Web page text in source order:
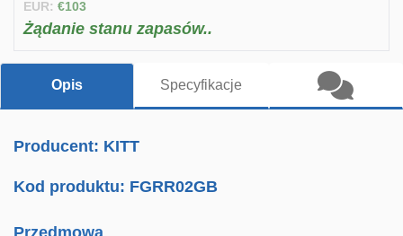
EUR: €103
Żądanie stanu zapasów..
Opis Specyfikacje
Producent: KITT
Kod produktu: FGRR02GB